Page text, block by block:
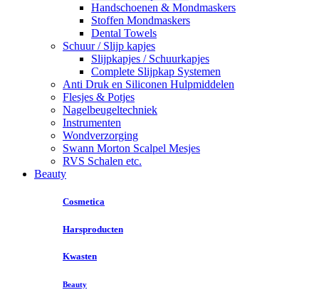
Handschoenen & Mondmaskers
Stoffen Mondmaskers
Dental Towels
Schuur / Slijp kapjes
Slijpkapjes / Schuurkapjes
Complete Slijpkap Systemen
Anti Druk en Siliconen Hulpmiddelen
Flesjes & Potjes
Nagelbeugeltechniek
Instrumenten
Wondverzorging
Swann Morton Scalpel Mesjes
RVS Schalen etc.
Beauty
Cosmetica
Harsproducten
Kwasten
Beauty